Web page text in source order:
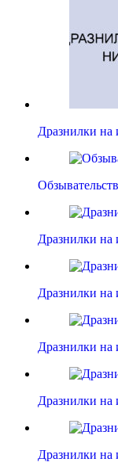
Дразнилки на
Дразнилки на
Дразнилки на
Дразнилки на
Дразнилки на
Дразнилки на